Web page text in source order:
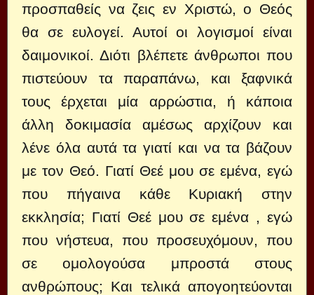
προσπαθείς να ζεις εν Χριστώ, ο Θεός
θα σε ευλογεί. Αυτοί οι λογισμοί είναι
δαιμονικοί. Διότι βλέπετε άνθρωποι που
πιστεύουν τα παραπάνω, και ξαφνικά
τους έρχεται μία αρρώστια, ή κάποια
άλλη δοκιμασία αμέσως αρχίζουν και
λένε όλα αυτά τα γιατί και να τα βάζουν
με τον Θεό. Γιατί Θεέ μου σε εμένα, εγώ
που πήγαινα κάθε Κυριακή στην
εκκλησία; Γιατί Θεέ μου σε εμένα , εγώ
που νήστευα, που προσευχόμουν, που
σε ομολογούσα μπροστά στους
ανθρώπους; Και τελικά απογοητεύονται